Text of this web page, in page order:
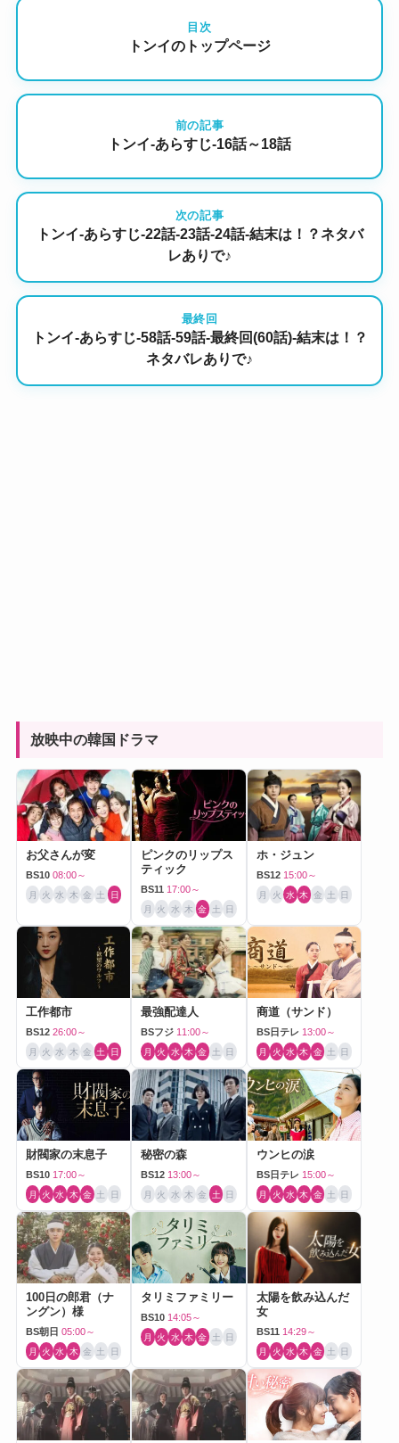
目次
トンイのトップページ
前の記事
トンイ-あらすじ-16話～18話
次の記事
トンイ-あらすじ-22話-23話-24話-結末は！？ネタバ
レありで♪
最終回
トンイ-あらすじ-58話-59話-最終回(60話)-結末は！？
ネタバレありで♪
放映中の韓国ドラマ
お父さんが変
BS10 08:00～
月 火 水 木 金 土 日
ピンクのリップス
ティック
BS11 17:00～
月 火 水 木 金 土 日
ホ・ジュン
BS12 15:00～
月 火 水 木 金 土 日
工作都市
BS12 26:00～
月 火 水 木 金 土 日
最強配達人
BSフジ 11:00～
月 火 水 木 金 土 日
商道（サンド）
BS日テレ 13:00～
月 火 水 木 金 土 日
財閥家の末息子
BS10 17:00～
月 火 水 木 金 土 日
秘密の森
BS12 13:00～
月 火 水 木 金 土 日
ウンヒの涙
BS日テレ 15:00～
月 火 水 木 金 土 日
100日の郎君（ナ
ングン）様
BS朝日 05:00～
月 火 水 木 金 土 日
タリミファミリー
BS10 14:05～
月 火 水 木 金 土 日
太陽を飲み込んだ
女
BS11 14:29～
月 火 水 木 金 土 日